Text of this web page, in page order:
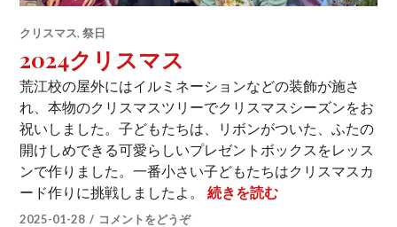
クリスマス,祭日
2024クリスマス
荒江校の屋外にはイルミネーションなどの装飾が施さ
れ、本物のクリスマスツリーでクリスマスシーズンをお
祝いしました。子どもたちは、リボンがついた、ふたの
開けしめできる可愛らしいプレゼントボックスをレッス
ンで作りました。一番小さい子どもたちはクリスマスカ
ード作りに挑戦しましたよ。続きを読む2024クリスマス
2025-01-28 コメントをどうぞ